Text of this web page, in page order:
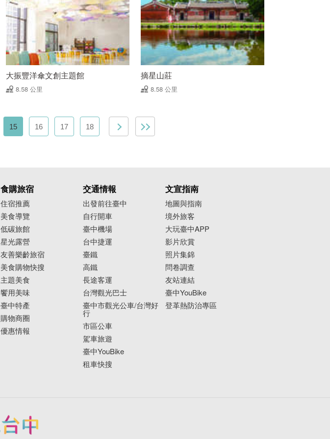
大振豐洋傘文創主題館
8.58 公里
摘星山莊
8.58 公里
15 16 17 18
食購旅宿
住宿推薦
美食導覽
低碳旅館
星光露營
友善樂齡旅宿
美食購物快搜
主題美食
饗用美味
臺中特產
購物商圈
優惠情報
交通情報
出發前往臺中
自行開車
臺中機場
台中捷運
臺鐵
高鐵
長途客運
台灣觀光巴士
臺中市觀光公車/台灣好
行
市區公車
駕車旅遊
臺中YouBike
租車快搜
文宣指南
地圖與指南
境外旅客
大玩臺中APP
影片欣賞
照片集錦
問卷調查
友站連結
臺中YouBike
登革熱防治專區